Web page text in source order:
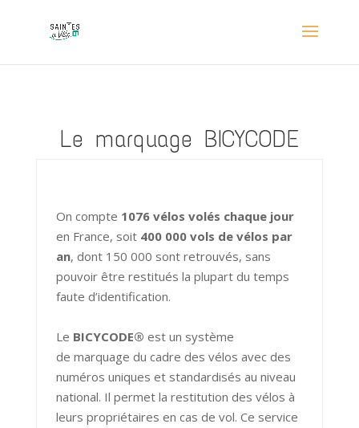
Le marquage BICYCODE
On compte 1076 vélos volés chaque jour
en France, soit 400 000 vols de vélos par
an, dont 150 000 sont retrouvés, sans
pouvoir être restitués la plupart du temps
faute d’identification.
Le BICYCODE® est un système
de marquage du cadre des vélos avec des
numéros uniques et standardisés au niveau
national. Il permet la restitution des vélos à
leurs propriétaires en cas de vol. Ce service